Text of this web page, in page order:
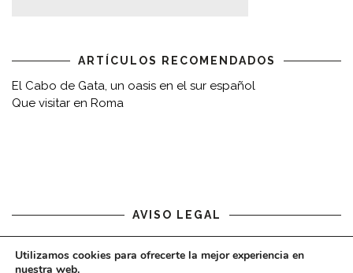
ARTÍCULOS RECOMENDADOS
El Cabo de Gata, un oasis en el sur español
Que visitar en Roma
AVISO LEGAL
Aviso legal
Utilizamos cookies para ofrecerte la mejor experiencia en
nuestra web.